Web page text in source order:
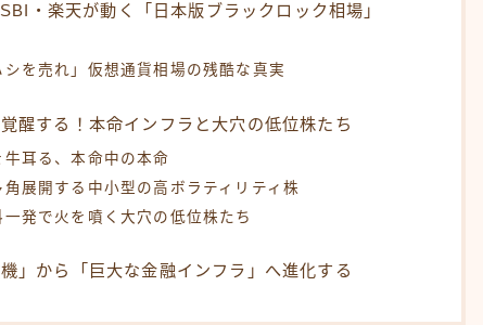
・楽天が動く「日本版ブラックロック相場」
シを売れ」仮想通貨相場の残酷な真実
醒する！本命インフラと大穴の低位株たち
耳る、本命中の本命
展開する中小型の高ボラティリティ株
発で火を噴く大穴の低位株たち
」から「巨大な金融インフラ」へ進化する